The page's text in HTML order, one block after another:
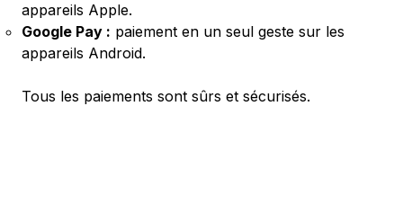
appareils Apple.
Google Pay : paiement en un seul geste sur les
appareils Android.
Tous les paiements sont sûrs et sécurisés.